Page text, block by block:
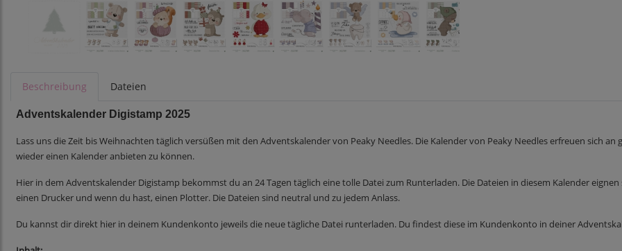
Beschreibung Dateien
Adventskalender Digistamp 2025
Lass uns die Zeit bis Weihnachten täglich versüßen mit den Adventskalender von Peaky Needles. Die Kalender von Peaky Needles erfreuen sich
wieder einen Kalender anbieten zu können.
Hier in dem Adventskalender Digistamp bekommst du an 24 Tagen täglich eine tolle Datei zum Runterladen. Die Dateien in diesem Kalender
einen Drucker und wenn du hast, einen Plotter. Die Dateien sind neutral und zu jedem Anlass.
Du kannst dir direkt hier in deinem Kundenkonto jeweils die neue tägliche Datei runterladen. Du findest diese im Kundenkonto in deiner